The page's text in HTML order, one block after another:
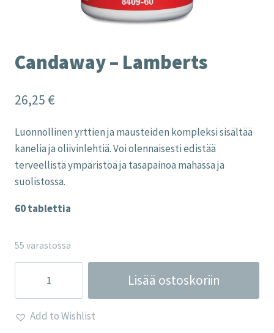
Candaway – Lamberts
26,25 €
Luonnollinen yrttien ja mausteiden kompleksi sisältää
kanelia ja oliivinlehtiä. Voi olennaisesti edistää
terveellistä ympäristöä ja tasapainoa mahassa ja
suolistossa.
60 tablettia
55 varastossa
Lamberts
määrä
Lisää ostoskoriin
Add to Wishlist